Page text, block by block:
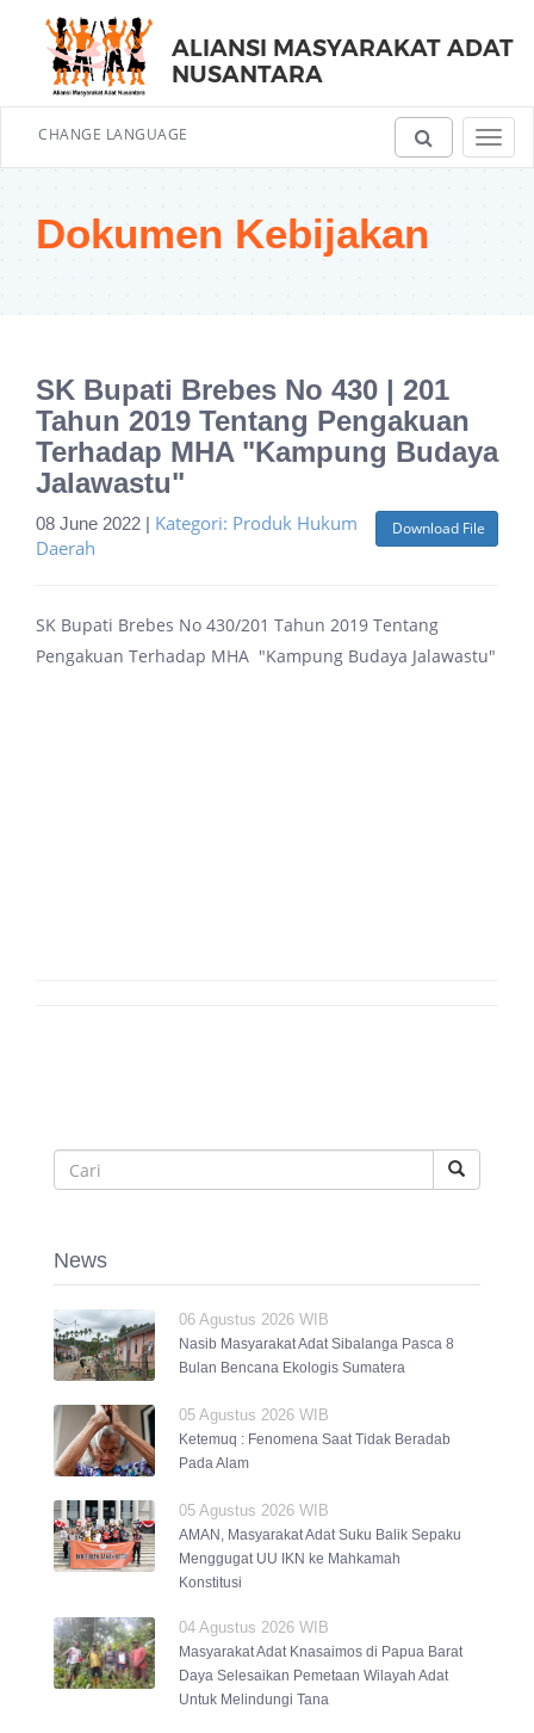
ALIANSI MASYARAKAT ADAT
NUSANTARA
CHANGE LANGUAGE
Dokumen Kebijakan
SK Bupati Brebes No 430 | 201
Tahun 2019 Tentang Pengakuan
Terhadap MHA "Kampung Budaya
Jalawastu"
Download File
08 June 2022 | Kategori: Produk Hukum
Daerah
SK Bupati Brebes No 430/201 Tahun 2019 Tentang
Pengakuan Terhadap MHA "Kampung Budaya Jalawastu"
News
06 Agustus 2026 WIB
Nasib Masyarakat Adat Sibalanga Pasca 8
Bulan Bencana Ekologis Sumatera
05 Agustus 2026 WIB
Ketemuq : Fenomena Saat Tidak Beradab
Pada Alam
05 Agustus 2026 WIB
AMAN, Masyarakat Adat Suku Balik Sepaku
Menggugat UU IKN ke Mahkamah
Konstitusi
04 Agustus 2026 WIB
Masyarakat Adat Knasaimos di Papua Barat
Daya Selesaikan Pemetaan Wilayah Adat
Untuk Melindungi Tana